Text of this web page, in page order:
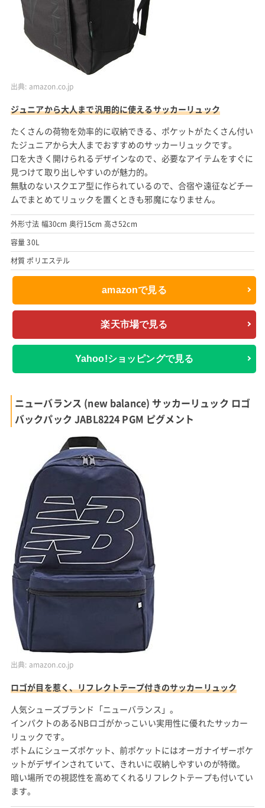
出典: amazon.co.jp
ジュニアから大人まで汎用的に使えるサッカーリュック
たくさんの荷物を効率的に収納できる、ポケットがたくさん付い
たジュニアから大人までおすすめのサッカーリュックです。
口を大きく開けられるデザインなので、必要なアイテムをすぐに
見つけて取り出しやすいのが魅力的。
無駄のないスクエア型に作られているので、合宿や遠征などチー
ムでまとめてリュックを置くときも邪魔になりません。
外形寸法 幅30cm 奥行15cm 高さ52cm
容量 30L
材質 ポリエステル
amazonで見る
楽天市場で見る
Yahoo!ショッピングで見る
ニューバランス (new balance) サッカーリュック ロゴ
バックパック JABL8224 PGM ピグメント
出典: amazon.co.jp
ロゴが目を惹く、リフレクトテープ付きのサッカーリュック
人気シューズブランド「ニューバランス」。
インパクトのあるNBロゴがかっこいい実用性に優れたサッカー
リュックです。
ボトムにシューズポケット、前ポケットにはオーガナイザーポケ
ットがデザインされていて、きれいに収納しやすいのが特徴。
暗い場所での視認性を高めてくれるリフレクトテープも付いてい
ます。